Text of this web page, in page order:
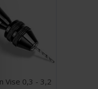
Vise 0,3 - 3,2